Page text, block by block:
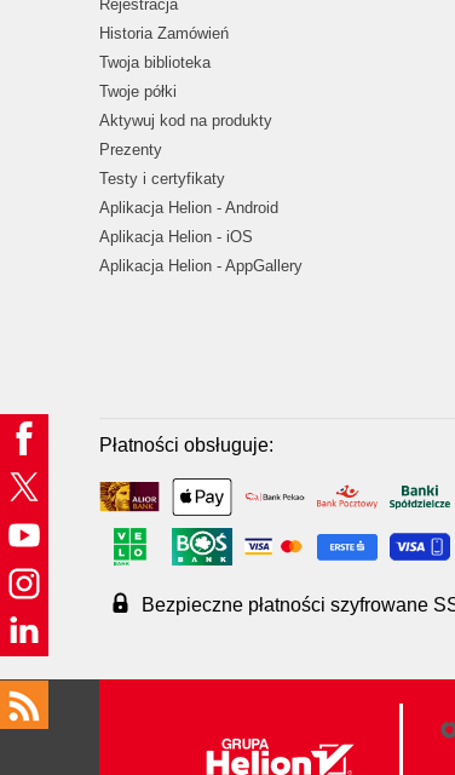
Rejestracja
Historia Zamówień
Twoja biblioteka
Twoje półki
Aktywuj kod na produkty
Prezenty
Testy i certyfikaty
Aplikacja Helion - Android
Aplikacja Helion - iOS
Aplikacja Helion - AppGallery
Płatności obsługuje:
Bezpieczne płatności szyfrowane